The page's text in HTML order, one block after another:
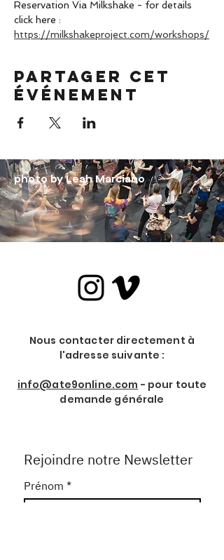
Reservation Via Milkshake - for details
click here :
https://milkshakeproject.com/workshops/
Partager cet
événement
photo by Leah Marciano
Nous contacter directement à
l'adresse suivante :
info@ate9online.com - pour toute
demande générale
Rejoindre notre Newsletter
Prénom *